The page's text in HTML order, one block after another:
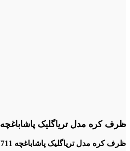
ظرف کره مدل تریاگلیک پاشاباغچه 97711
ظرف کره مدل تریاگلیک پاشاباغچه 97711